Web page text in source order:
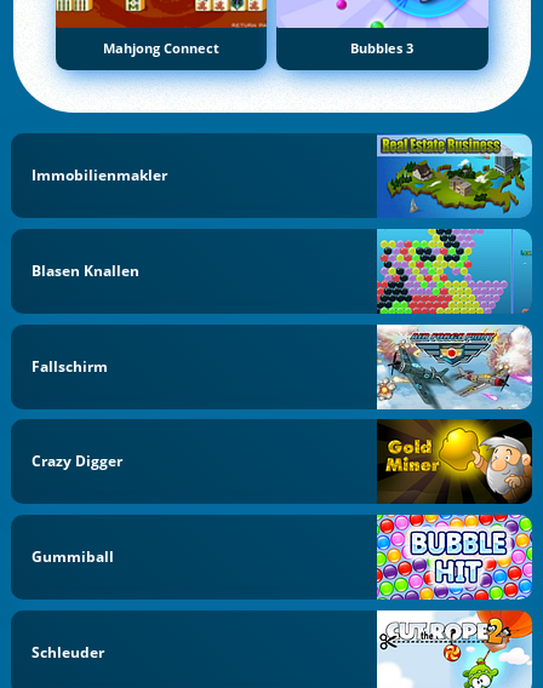
Mahjong Connect Bubbles 3
Immobilienmakler
Blasen Knallen
Fallschirm
Crazy Digger
Gummiball
Schleuder